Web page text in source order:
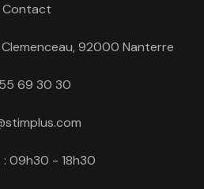
Contact
92000 Nanterre
69 30 30
: 09h30 - 18h30